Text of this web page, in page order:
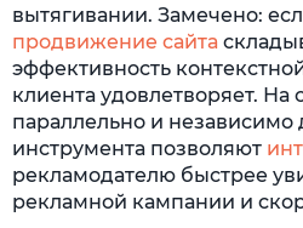
вытягивании. Замечено:
продвижение сайта
эффективность
клиента удовлетворяет. На
параллельно и независимо
инструмента позволяют
рекламодателю быстрее
рекламной кампании и